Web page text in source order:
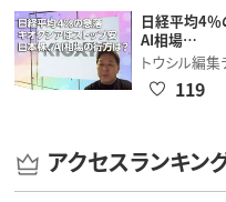
日経平均4％
AI相場…
トウシル編集
119
アクセスランキン